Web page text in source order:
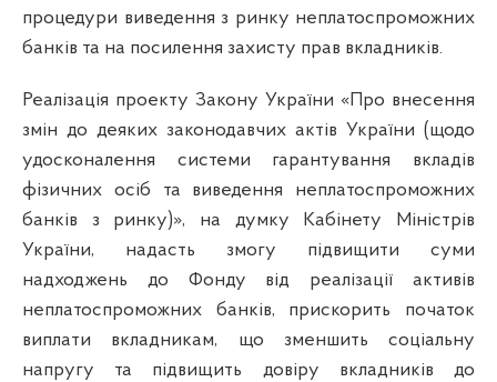
процедури виведення з ринку неплатоспроможних
банків та на посилення захисту прав вкладників.
Реалізація проекту Закону України «Про внесення
змін до деяких законодавчих актів України (щодо
удосконалення
системи гарантування
вкладів
фізичних осіб та виведення
неплатоспроможних
банків
з ринку)», на думку Кабінету Міністрів
України, надасть змогу підвищити
суми
надходжень до Фонду від реалізації
активів
неплатоспроможних
банків, прискорить початок
виплати
вкладникам, що зменшить соціальну
напругу та підвищить довіру вкладників до